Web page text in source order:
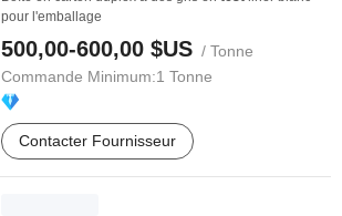
pour l'emballage
500,00-600,00 $US / Tonne
Commande Minimum:1 Tonne
Contacter Fournisseur